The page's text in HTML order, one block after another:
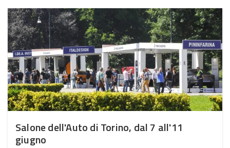
Salone dell'Auto di Torino, dal 7 all'11
giugno